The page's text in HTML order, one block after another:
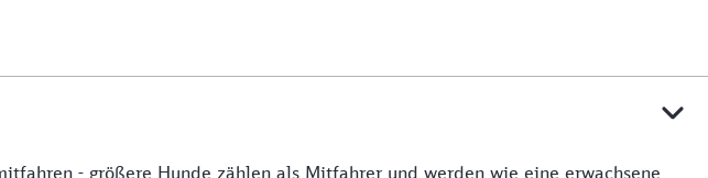
- größere Hunde zählen als Mitfahrer und werden wie eine erwachsene